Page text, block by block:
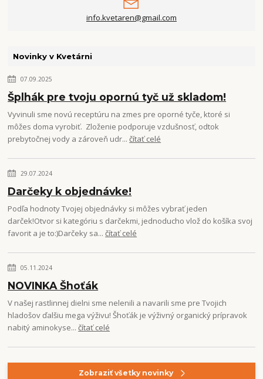
info.kvetaren@gmail.com
Novinky v Kvetárni
07.09.2025
Šplhák pre tvoju opornú tyč už skladom!
Vyvinuli sme novú receptúru na zmes pre oporné tyče, ktoré si
môžes doma vyrobiť. Zloženie podporuje vzdušnosť, odtok
prebytočnej vody a zároveň udr...čítať celé
29.07.2024
Darčeky k objednávke!
Podľa hodnoty Tvojej objednávky si môžes vybrať jeden
darček!Otvor si kategóriu s darčekmi, jednoducho vlož do košíka svoj
favorit a je to:)Darčeky sa...čítať celé
05.11.2024
NOVINKA Šhoťák
V našej rastlinnej dielni sme nelenili a navarili sme pre Tvojich
hladošov ďalšiu mega výživu! Šhoťák je výživný organický prípravok
nabitý aminokyse...čítať celé
Zobraziť všetky novinky